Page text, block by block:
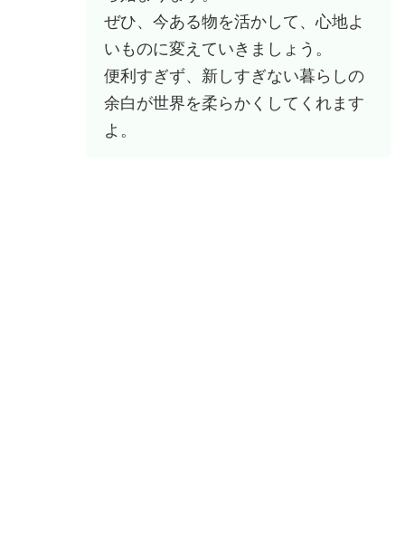
ぜひ、今ある物を活かして、心地よ
いものに変えていきましょう。
便利すぎず、新しすぎない暮らしの
余白が世界を柔らかくしてくれます
よ。